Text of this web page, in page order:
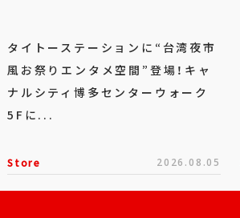
タイトーステーションに“台湾夜市
風お祭りエンタメ空間”登場！キャ
ナルシティ博多センターウォーク
5Fに...
Store 2026.08.05